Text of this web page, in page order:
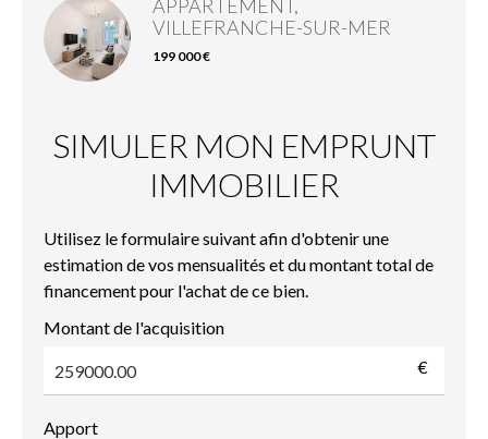
APPARTEMENT,
VILLEFRANCHE-SUR-MER
199 000 €
SIMULER MON EMPRUNT
IMMOBILIER
Utilisez le formulaire suivant afin d'obtenir une
estimation de vos mensualités et du montant total de
financement pour l'achat de ce bien.
Montant de l'acquisition
€
Apport